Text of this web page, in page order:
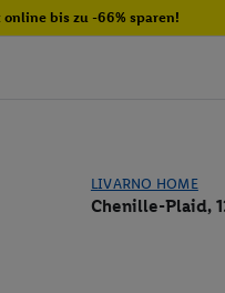
online bis zu -66% sparen!
LIVARNO HOME
Chenille-Plaid,